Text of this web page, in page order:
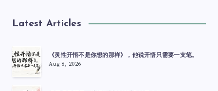
Latest Articles
《灵性开悟不是你想的那样》，他说开悟只需要一支笔。
Aug 8, 2026